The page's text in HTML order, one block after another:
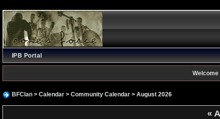
IPB Portal
Welcome
BFClan> Calendar> Community Calendar> August 2026
«